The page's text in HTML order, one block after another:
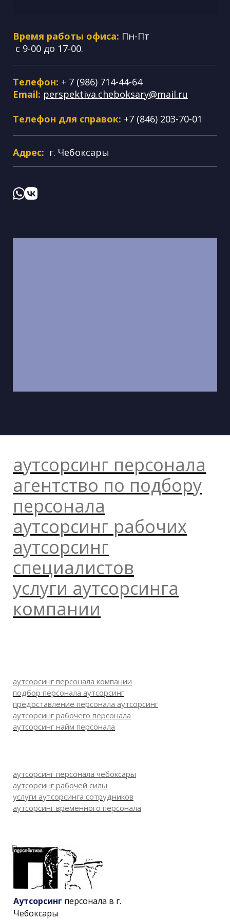
Время работы офиса: Пн-Пт
с 9-00 до 17-00.
Телефон: + 7 (986) 714-44-64
Email: perspektiva.cheboksary@mail.ru
Телефон для справок: +7 (846) 203-70-01
Адрес: г. Чебоксары
аутсорсинг персонала
агентство по подбору
персонала
аутсорсинг рабочих
аутсорсинг
специалистов
услуги аутсорсинга
компании
аутсорсинг персонала компании
подбор персонала аутсорсинг
предоставление персонала аутсорсинг
аутсорсинг рабочего персонала
аутсорсинг найм персонала
аутсорсинг персонала чебоксары
аутсорсинг рабочей силы
услуги аутсорсинга сотрудников
аутсорсинг временного персонала
Аутсорсинг персонала в г.
Чебоксары